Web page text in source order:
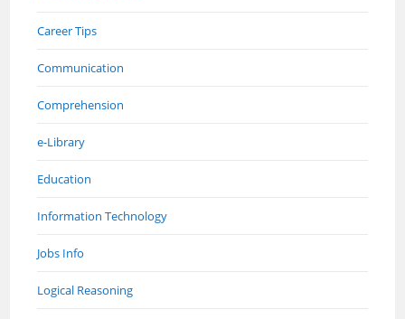
Career Tips
Communication
Comprehension
e-Library
Education
Information Technology
Jobs Info
Logical Reasoning